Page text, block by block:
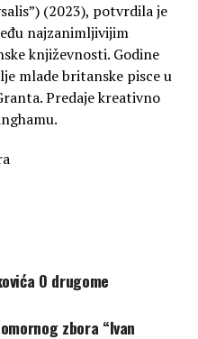
(2023), potvrdila je
najzanimljivijim
književnosti. Godine
mlade britanske pisce u
Predaje kreativno
O drugome
zbora “Ivan